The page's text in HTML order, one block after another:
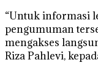
“Untuk informasi
pengumuman
mengakses
Riza Pahlevi,